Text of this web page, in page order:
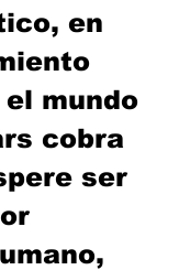
en
mundo
cobra
ser